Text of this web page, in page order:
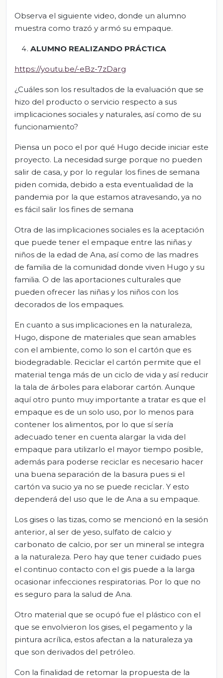
Observa el siguiente video, donde un alumno
muestra como trazó y armó su empaque.
ALUMNO REALIZANDO PRÁCTICA
https://youtu.be/-eBz-7zDarg
¿Cuáles son los resultados de la evaluación que se
hizo del producto o servicio respecto a sus
implicaciones sociales y naturales, así como de su
funcionamiento?
Piensa un poco el por qué Hugo decide iniciar este
proyecto. La necesidad surge porque no pueden
salir de casa, y por lo regular los fines de semana
piden comida, debido a esta eventualidad de la
pandemia por la que estamos atravesando, ya no
es fácil salir los fines de semana
Otra de las implicaciones sociales es la aceptación
que puede tener el empaque entre las niñas y
niños de la edad de Ana, así como de las madres
de familia de la comunidad donde viven Hugo y su
familia. O de las aportaciones culturales que
pueden ofrecer las niñas y los niños con los
decorados de los empaques.
En cuanto a sus implicaciones en la naturaleza,
Hugo, dispone de materiales que sean amables
con el ambiente, como lo son el cartón que es
biodegradable. Reciclar el cartón permite que el
material tenga más de un ciclo de vida y así reducir
la tala de árboles para elaborar cartón. Aunque
aquí otro punto muy importante a tratar es que el
empaque es de un solo uso, por lo menos para
contener los alimentos, por lo que sí sería
adecuado tener en cuenta alargar la vida del
empaque para utilizarlo el mayor tiempo posible,
además para poderse reciclar es necesario hacer
una buena separación de la basura pues si el
cartón va sucio ya no se puede reciclar. Y esto
dependerá del uso que le de Ana a su empaque.
Los gises o las tizas, como se mencionó en la sesión
anterior, al ser de yeso, sulfato de calcio y
carbonato de calcio, por ser un mineral se integra
a la naturaleza. Pero hay que tener cuidado pues
el continuo contacto con el gis puede a la larga
ocasionar infecciones respiratorias. Por lo que no
es seguro para la salud de Ana.
Otro material que se ocupó fue el plástico con el
que se envolvieron los gises, el pegamento y la
pintura acrílica, estos afectan a la naturaleza ya
que son derivados del petróleo.
Con la finalidad de retomar la propuesta de la